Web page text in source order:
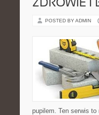
ZDROWIE I
POSTED BY ADMIN
pupilem. Ten serwis